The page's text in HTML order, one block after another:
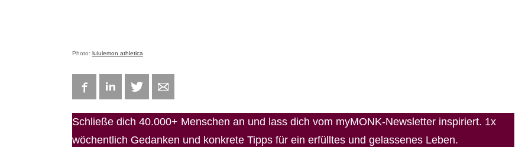
Photo: lululemon athletica
FacebookLinkedIn Twitter
Schließe dich 40.000+ Menschen an und lass dich vom myMONK-Newsletter inspiriert. 1x
wöchentlich Gedanken und konkrete Tipps für ein erfülltes und gelassenes Leben.